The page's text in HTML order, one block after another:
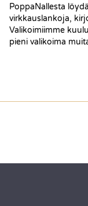
PoppaNallesta
virkkauslankoja,
Valikoimiimme
pieni valikoima